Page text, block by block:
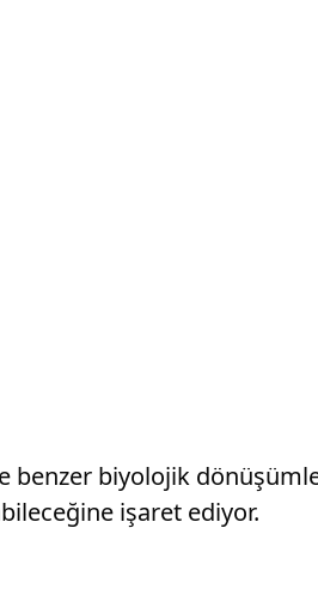
benzer biyolojik
işaret ediyor.